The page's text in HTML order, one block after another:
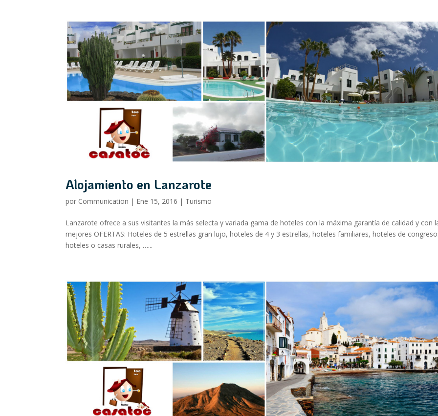
Alojamiento en Lanzarote
por Communication | Ene 15, 2016 | Turismo
Lanzarote ofrece a sus visitantes la más selecta y variada gama de hoteles con la máxima garantía de calidad y con
mejores OFERTAS: Hoteles de 5 estrellas gran lujo, hoteles de 4 y 3 estrellas, hoteles familiares, hoteles de
hoteles o casas rurales, …...